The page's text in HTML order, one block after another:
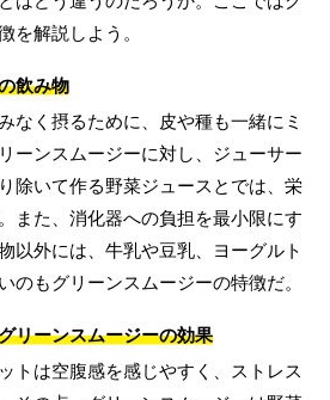
を解説しよう。
飲み物
なく摂るために、皮や種も一緒にミ
ーンスムージーに対し、ジューサー
除いて作る野菜ジュースとでは、栄
また、消化器への負担を最小限にす
以外には、牛乳や豆乳、ヨーグルト
のもグリーンスムージーの特徴だ。
リーンスムージーの効果
トは空腹感を感じやすく、ストレス